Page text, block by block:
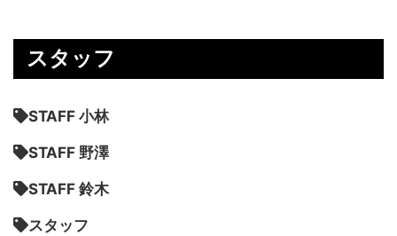
スタッフ
STAFF 小林
STAFF 野澤
STAFF 鈴木
スタッフ